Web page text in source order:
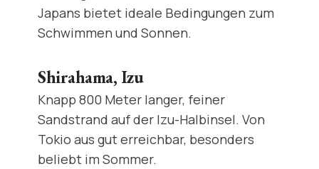
Japans bietet ideale Bedingungen zum
Schwimmen und Sonnen.
Shirahama, Izu
Knapp 800 Meter langer, feiner
Sandstrand auf der Izu-Halbinsel. Von
Tokio aus gut erreichbar, besonders
beliebt im Sommer.